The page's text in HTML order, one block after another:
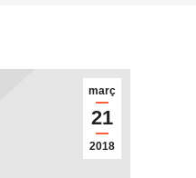
març
21
2018